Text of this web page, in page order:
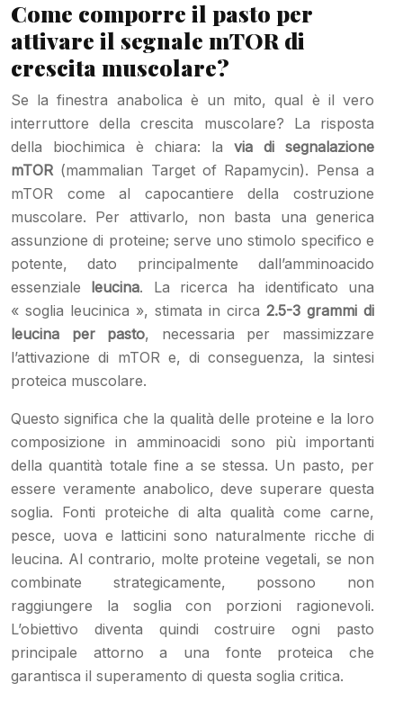
Come comporre il pasto per
attivare il segnale mTOR di
crescita muscolare?
Se la finestra anabolica è un mito, qual è il vero
interruttore della crescita muscolare? La risposta
della biochimica è chiara: la via di segnalazione
mTOR (mammalian Target of Rapamycin). Pensa a
mTOR come al capocantiere della costruzione
muscolare. Per attivarlo, non basta una generica
assunzione di proteine; serve uno stimolo specifico e
potente, dato principalmente dall’amminoacido
essenziale leucina. La ricerca ha identificato una
« soglia leucinica », stimata in circa 2.5-3 grammi di
leucina per pasto, necessaria per massimizzare
l’attivazione di mTOR e, di conseguenza, la sintesi
proteica muscolare.
Questo significa che la qualità delle proteine e la loro
composizione in amminoacidi sono più importanti
della quantità totale fine a se stessa. Un pasto, per
essere veramente anabolico, deve superare questa
soglia. Fonti proteiche di alta qualità come carne,
pesce, uova e latticini sono naturalmente ricche di
leucina. Al contrario, molte proteine vegetali, se non
combinate strategicamente, possono non
raggiungere la soglia con porzioni ragionevoli.
L’obiettivo diventa quindi costruire ogni pasto
principale attorno a una fonte proteica che
garantisca il superamento di questa soglia critica.